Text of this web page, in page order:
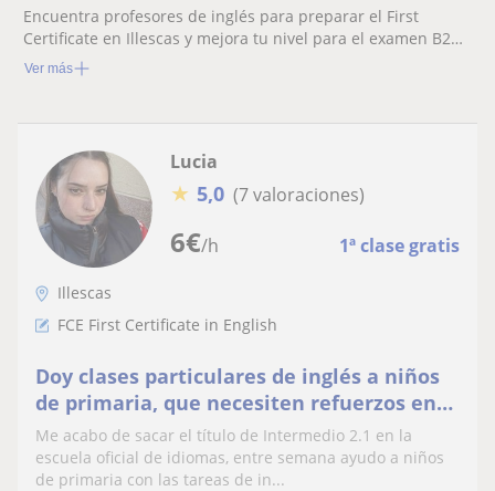
Encuentra profesores de inglés para preparar el First
Certificate en Illescas y mejora tu nivel para el examen B2
de Cambridge
Ver más
6€/h 1ª clase gratis
Lucia
★ 5,0 (7 valoraciones)
Illescas
FCE First Certificate in English
Doy clases particulares de inglés a niños
de primaria, que necesiten refuerzos en
esta materia
Me acabo de sacar el título de Intermedio 2.1 en la
escuela oficial de idiomas, entre semana ayudo a niños
de primaria con las tareas de in...